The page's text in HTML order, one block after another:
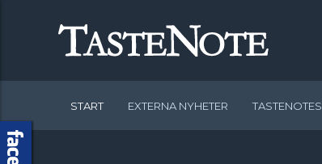
START EXTERNA NYHETER TASTENOTES